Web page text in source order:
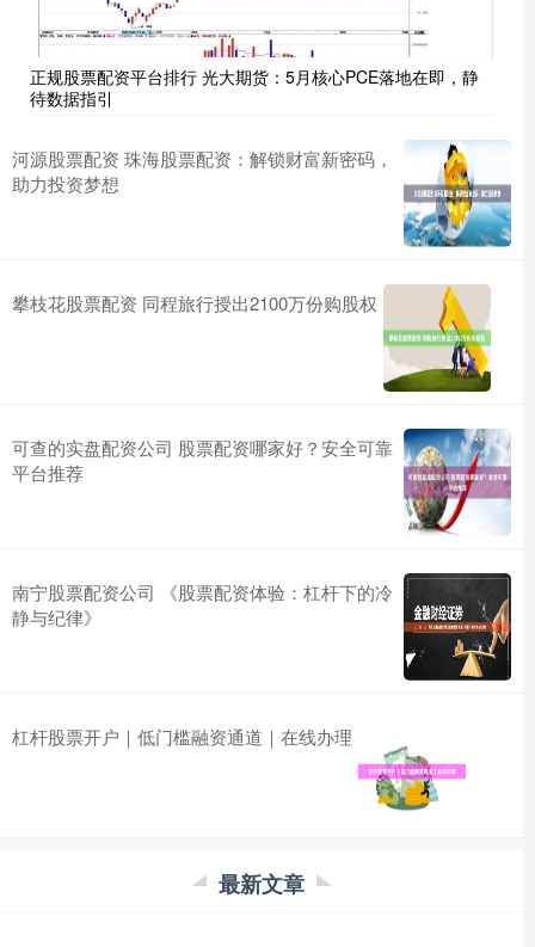
正规股票配资平台排行 光大期货：5月核心PCE落地在即，静
待数据指引
河源股票配资 珠海股票配资：解锁财富新密码，
助力投资梦想
攀枝花股票配资 同程旅行授出2100万份购股权
可查的实盘配资公司 股票配资哪家好？安全可靠
平台推荐
南宁股票配资公司 《股票配资体验：杠杆下的冷
静与纪律》
杠杆股票开户｜低门槛融资通道｜在线办理
最新文章